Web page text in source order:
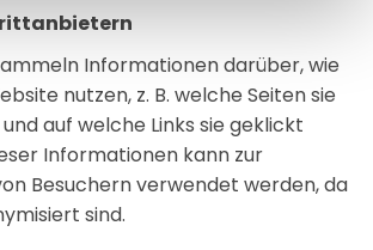
Informationen darüber, wie
nutzen, z. B. welche Seiten sie
auf welche Links sie geklickt
Informationen kann zur
Besuchern verwendet werden, da
sind.